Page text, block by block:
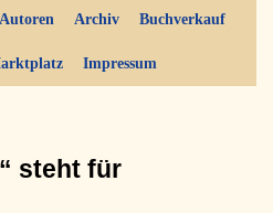
Autoren Archiv Buchverkauf
Impressum
steht für